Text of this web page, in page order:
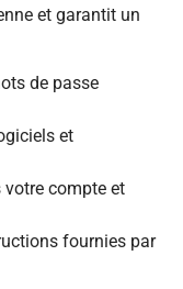
et garantit un
de passe
et
votre compte et
fournies par